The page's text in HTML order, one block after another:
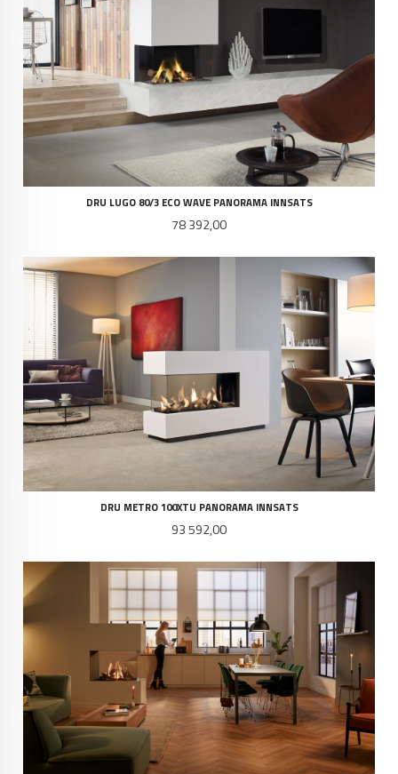
DRU LUGO 80/3 ECO WAVE PANORAMA INNSATS
Pris
78 392,00
DRU METRO 100XTU PANORAMA INNSATS
Pris
93 592,00